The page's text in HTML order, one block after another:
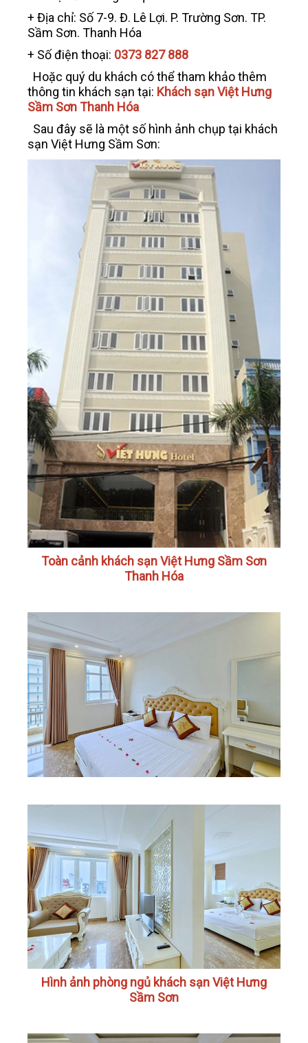
+ Địa chỉ: Số 7-9. Đ. Lê Lợi. P. Trường Sơn. TP.
Sầm Sơn. Thanh Hóa
+ Số điện thoại: 0373 827 888
Hoặc quý du khách có thể tham khảo thêm
thông tin khách sạn tại: Khách sạn Việt Hưng
Sầm Sơn Thanh Hóa
Sau đây sẽ là một số hình ảnh chụp tại khách
sạn Việt Hưng Sầm Sơn:
Toàn cảnh khách sạn Việt Hưng Sầm Sơn
Thanh Hóa
Hình ảnh phòng ngủ khách sạn Việt Hưng
Sầm Sơn